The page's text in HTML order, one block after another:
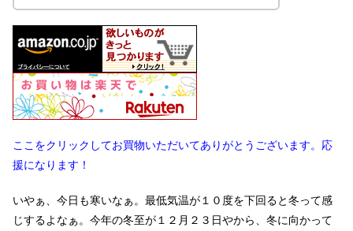
ここをクリックしてお買物いただいてありがとうございます。応
援になります！
いやぁ、今日も寒いなぁ。最低気温が１０度を下回ると冬って感
じするよなぁ。今年の冬至が１２月２３日やから、冬に向かって